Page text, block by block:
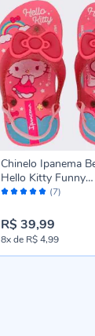
Avaliação: (7)
Chinelo Ipanema
Hello Kitty Funny
Rosa/Glitter
R$ 39,99
8xde R$ 4,99